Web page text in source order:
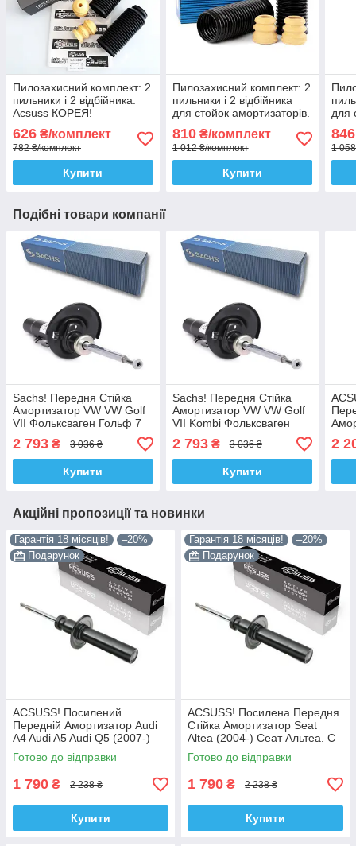
Пилозахисний комплект: 2
пильники і 2 відбійника.
Acsuss КОРЕЯ!
626 ₴/комплект
782 ₴/комплект
Купити
Пилозахисний комплект: 2
пильники і 2 відбійника
для стойок амортизаторів.
810₴/комплект
1 012 ₴/комплект
Купити
для
846
1
Подібні товари компанії
Sachs! Передня Стійка
Амортизатор VW VW Golf
VII Фольксваген Гольф 7
(2012-). 315910 , 365500
Сакс!
2 793 ₴ 3 036 ₴
Купити
Sachs! Передня Стійка
Амортизатор VW VW Golf
VII Kombi Фольксваген
Гольф 7 Комбі (2012-).
315910 , 365500 Сакс!
2 793₴ 3 036 ₴
Купити
VII
2
Акційні пропозиції та новинки
Гарантія 18 місяців!
–20%
Подарунок
ACSUSS! Посилений
Передній Амортизатор Audi
A4 Audi A5 Audi Q5 (2007-)
Ауді А4 А5 Ку 5. С Чашкой!
313363 , 341717 Корея!
Готово до відправки
1 790 ₴ 2 238 ₴
Купити
Гарантія 18 місяців!
–20%
Подарунок
ACSUSS! Посилена Передня
Стійка Амортизатор Seat
Altea (2004-) Сеат Альтеа. С
Чашкой! 313363 , 341717
Корея!
Готово до відправки
1 790 ₴ 2 238 ₴
Купити